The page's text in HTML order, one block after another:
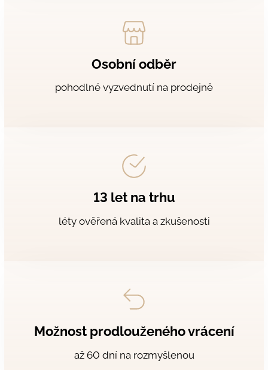
Osobní odběr
pohodlné vyzvednutí na prodejně
13 let na trhu
léty ověřená kvalita a zkušenosti
Možnost prodlouženého vrácení
až 60 dní na rozmyšlenou